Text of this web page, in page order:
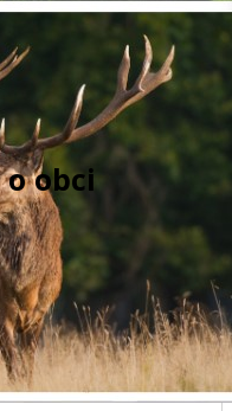
obci